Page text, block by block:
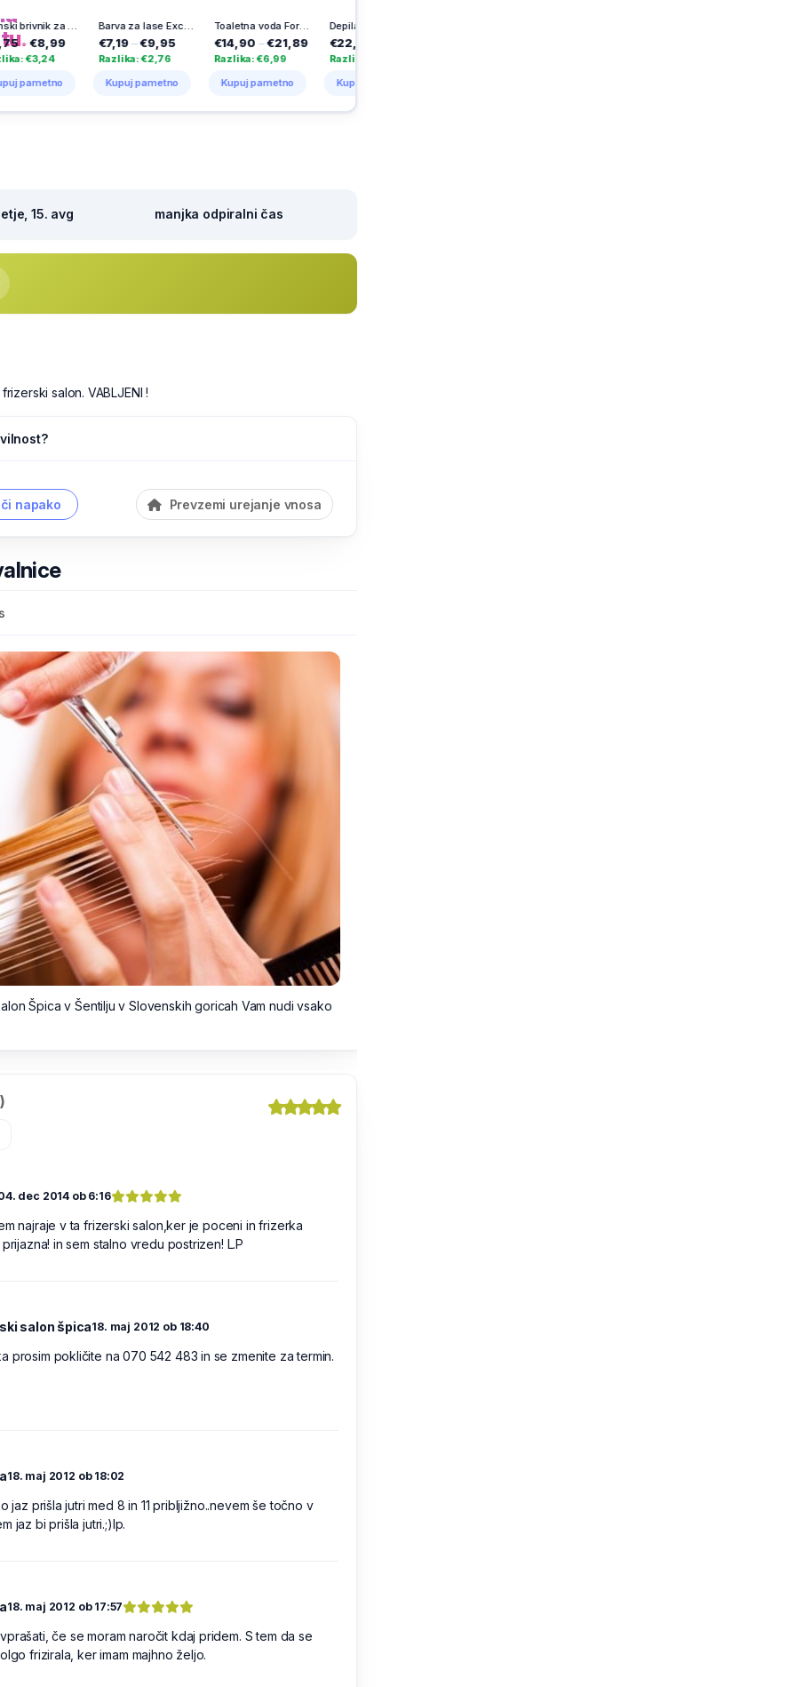
Damski brivnik za enkratno uporabo Soleil escape, 2 kos Barva za lase Excellence, 7.1 cendre blond, Loreal
€7,19 €9,95
Razlika: €2,76
Kupuj pametno
Toaletna voda For Her, Tom Tailor, 30 ml
€14,90 –€21,89
Razlika: €6,99
Kupuj pametno
€22,00 –€45,95
Razlika: €23,95
Kupuj pametno
15. avg manjka odpiralni čas
salon. VABLJENI !
napako Prevzemi urejanje vnosa
Špica v Šentilju v Slovenskih goricah Vam nudi vsako
dec 2014 ob 6:16
najraje v ta frizerski salon,ker je poceni in frizerka
in sem stalno vredu postrizen! L.P
salon špica18. maj 2012 ob 18:40
prosim pokličite na 070 542 483 in se zmenite za termin.
18. maj 2012 ob 18:02
jaz prišla jutri med 8 in 11 pribljižno..nevem še točno v
jaz bi prišla jutri.;)lp.
18. maj 2012 ob 17:57
če se moram naročit kdaj pridem. S tem da se
frizirala, ker imam majhno željo.